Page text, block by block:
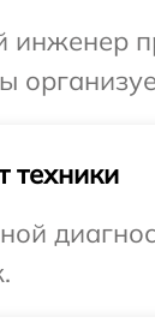
инженер
техники